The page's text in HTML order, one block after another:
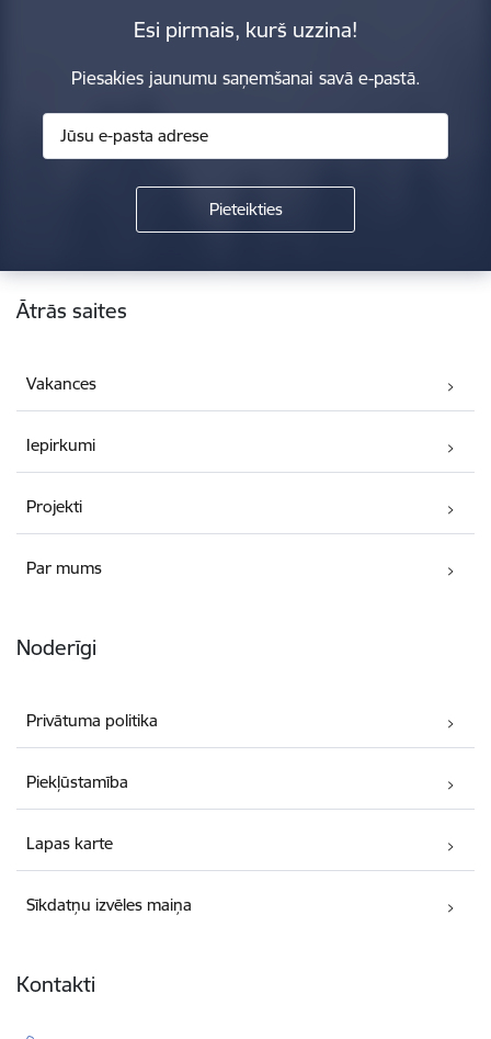
Esi pirmais, kurš uzzina!
Piesakies jaunumu saņemšanai savā e-pastā.
Kājene
Ātrās saites
Vakances
Iepirkumi
Projekti
Par mums
Noderīgi
Privātuma politika
Piekļūstamība
Lapas karte
Sīkdatņu izvēles maiņa
Kontakti